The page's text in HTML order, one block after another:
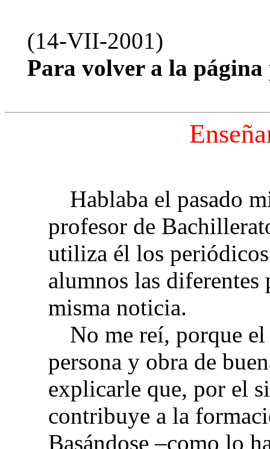
(14-VII-2001)
Para volver a la
Hablaba el pasado
profesor de
utiliza él los
alumnos las
misma noticia.
No me reí, porque
persona y obra de
explicarle que, por el
contribuye a la
Basándose –como lo